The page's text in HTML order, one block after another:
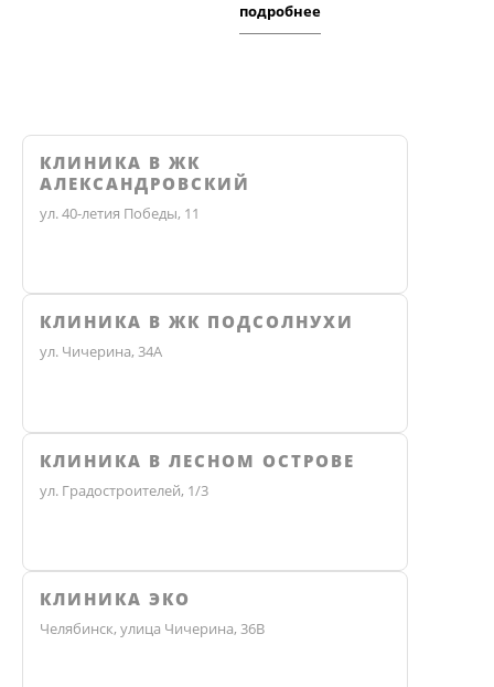
подробнее
КЛИНИКА В ЖК
АЛЕКСАНДРОВСКИЙ
ул. 40-летия Победы, 11
КЛИНИКА В ЖК ПОДСОЛНУХИ
ул. Чичерина, 34А
КЛИНИКА В ЛЕСНОМ ОСТРОВЕ
ул. Градостроителей, 1/3
КЛИНИКА ЭКО
Челябинск, улица Чичерина, 36В